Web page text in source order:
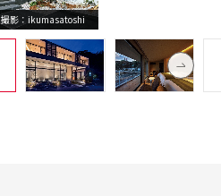
撮影：ikumasatoshi